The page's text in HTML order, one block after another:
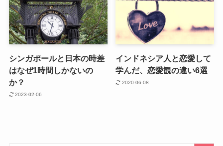
シンガポールと日本の時差
はなぜ1時間しかないの
か？
2023-02-06
インドネシア人と恋愛して
学んだ、恋愛観の違い6選
2020-06-08